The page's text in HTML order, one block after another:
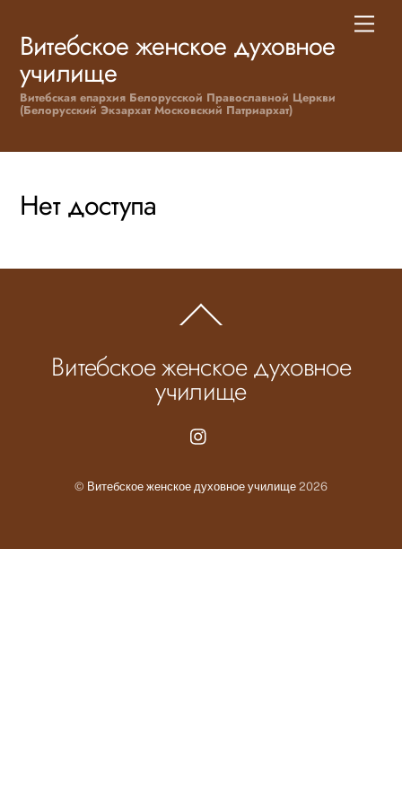
content
Витебское женское духовное
училище
Витебская епархия Белорусской Православной Церкви
(Белорусский Экзархат Московский Патриархат)
Нет доступа
To
Витебское женское духовное
училище
© Витебское женское духовное училище 2026